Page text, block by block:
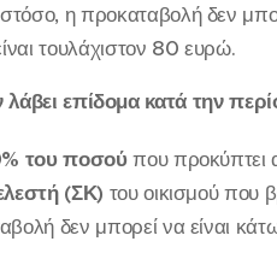
η προκαταβολή δεν
τουλάχιστον 80 ευρώ.
λάβει επίδομα κατά την
του ποσούπου προκύπτει
(ΣΚ) του οικισμού που
δεν μπορεί να είναι